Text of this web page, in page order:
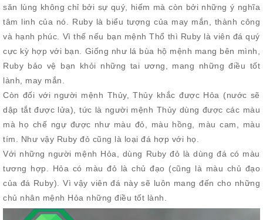
săn lùng không chỉ bởi sự quý, hiếm mà còn bởi những ý nghĩa
tâm linh của nó. Ruby là biểu tượng của may mắn, thành công
và hạnh phúc. Vì thế nếu bạn mệnh Thổ thì Ruby là viên đá quý
cực kỳ hợp với bạn. Giống như lá bùa hộ mệnh mang bên mình,
Ruby bảo vệ bạn khỏi những tai ương, mang những điều tốt
lành, may mắn.
Còn đối với người mệnh Thủy, Thủy khắc được Hỏa (nước sẽ
dập tắt được lửa), tức là người mệnh Thủy dùng được các màu
mà họ chế ngự được như màu đỏ, màu hồng, màu cam, màu
tím. Như vậy Ruby đỏ cũng là loại đá hợp với họ.
Với những người mệnh Hỏa, dùng Ruby đỏ là dùng đá có màu
tương hợp. Hỏa có màu đỏ là chủ đạo (cũng là màu chủ đạo
của đá Ruby). Vì vậy viên đá này sẽ luôn mang đến cho những
chủ nhân mệnh Hỏa những điều tốt lành.